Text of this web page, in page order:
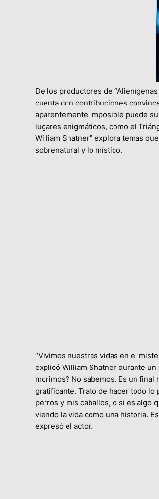
De los productores de “Alienígenas
cuenta con contribuciones
aparentemente imposible puede
lugares enigmáticos, como el
William Shatner” explora temas
sobrenatural y lo místico.
“Vivimos nuestras vidas en el
explicó William Shatner durante un
morimos? No sabemos. Es un
gratificante. Trato de hacer todo lo
perros y mis caballos, o si es algo
viendo la vida como una historia.
expresó el actor.